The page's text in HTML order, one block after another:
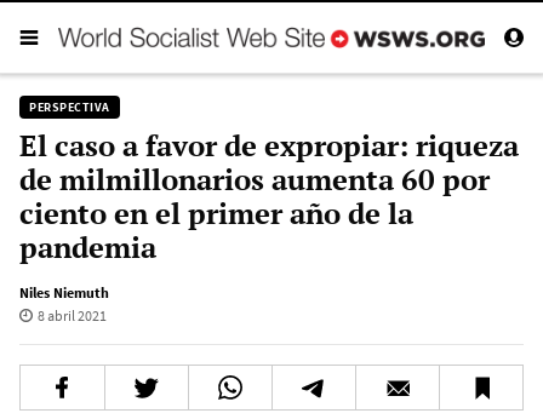
PERSPECTIVA
El caso a favor de expropiar: riqueza
de milmillonarios aumenta 60 por
ciento en el primer año de la
pandemia
Niles Niemuth
8 abril 2021